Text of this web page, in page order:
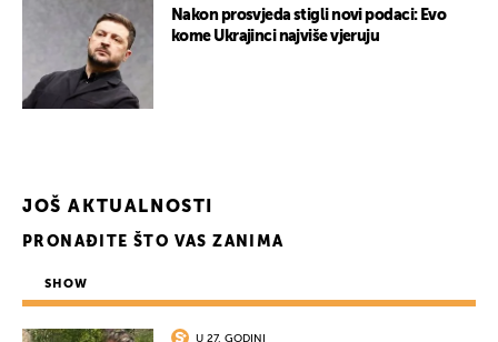
Nakon prosvjeda stigli novi podaci: Evo
kome Ukrajinci najviše vjeruju
JOŠ AKTUALNOSTI
PRONAĐITE ŠTO VAS ZANIMA
SHOW
U 27. GODINI